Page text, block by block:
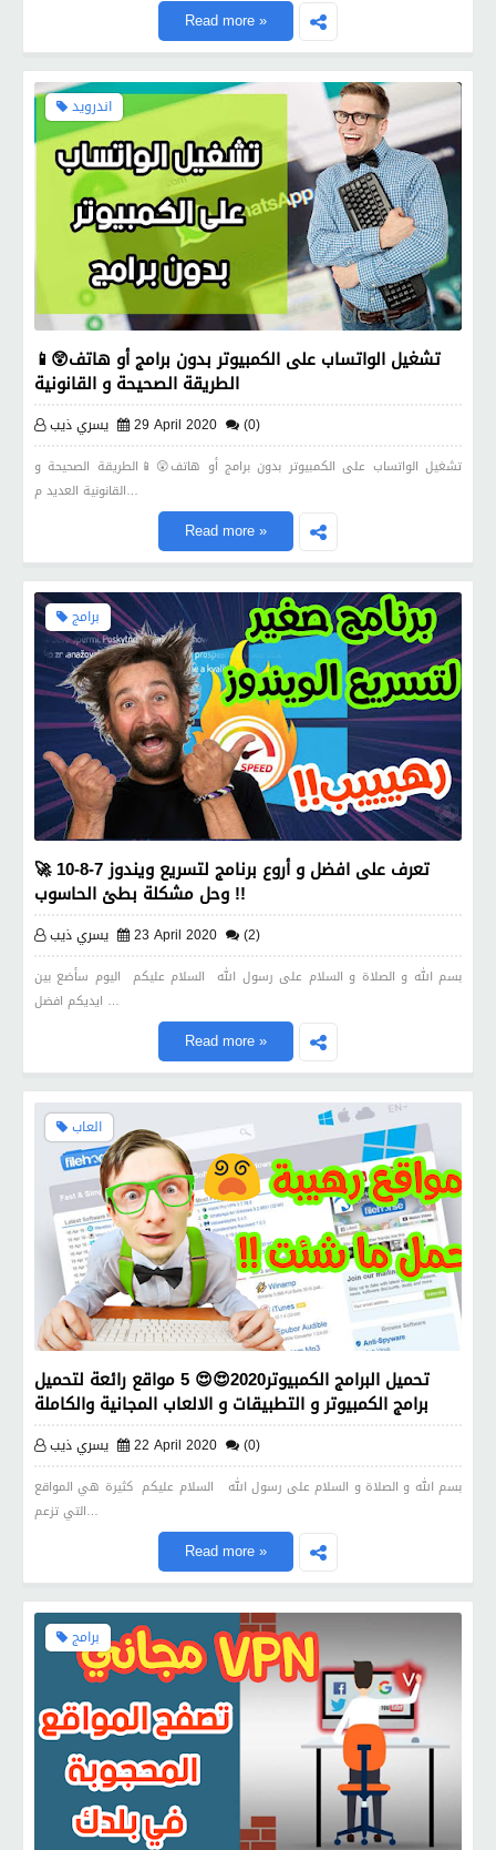
Read more »
اندرويد
تشغيل الواتساب على الكمبيوتر بدون برامج أو هاتف😲📱
الطريقة الصحيحة و القانونية
يسري ذيب 29 April 2020 (0)
تشغيل الواتساب على الكمبيوتر بدون برامج أو هاتف😲📱الطريقة الصحيحة و
القانونية العديد م…
Read more »
برامج
تعرف على افضل و أروع برنامج لتسريع ويندوز 7-8-10 🚀
وحل مشكلة بطئ الحاسوب !!
يسري ذيب 23 April 2020 (2)
بسم الله و الصلاة و السلام على رسول الله السلام عليكم اليوم سأضع بين
ايديكم افضل …
Read more »
العاب
تحميل البرامج الكمبيوتر2020😍😍 5 مواقع رائعة لتحميل
برامج الكمبيوتر و التطبيقات و الالعاب المجانية والكاملة
يسري ذيب 22 April 2020 (0)
بسم الله و الصلاة و السلام على رسول الله السلام عليكم كثيرة هي المواقع
التي تزعم…
Read more »
برامج